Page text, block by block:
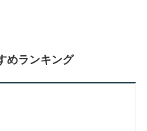
めランキング